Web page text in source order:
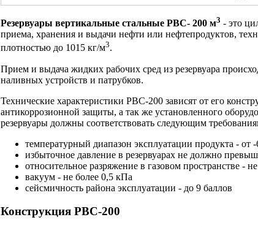
Резервуары вертикальные стальные РВС- 200 м3 - это
приема, хранения и выдачи нефти или нефтепродуктов,
плотностью до 1015 кг/м3.
Прием и выдача жидких рабочих сред из резервуара
наливных устройств и патрубков.
Технические характеристики РВС-200 зависят от его
антикоррозионной защиты, а так же установленного
резервуары должны соответствовать следующим
температурный диапазон эксплуатации продукта - от
избыточное давление в резервуарах не должно
относительное разряжение в газовом пространстве -
вакуум - не более 0,5 кПа
сейсмичность района эксплуатации - до 9 баллов
Конструкция РВС-200